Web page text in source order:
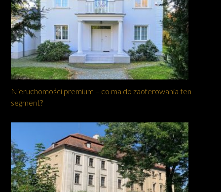
Nieruchomości premium – co ma do zaoferowania ten
segment?